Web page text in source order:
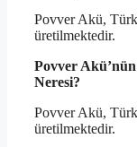
Povver Akü,
üretilmektedir.
Povver
Neresi?
Povver Akü,
üretilmektedir.